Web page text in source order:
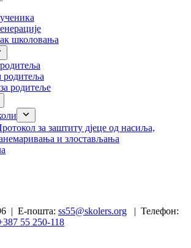
школовања
родитеља
родитеље
за заштиту дјеце од насиља,
и злостављања
| Е-пошта: ss55@skolers.org | Телефон:
55 250-118